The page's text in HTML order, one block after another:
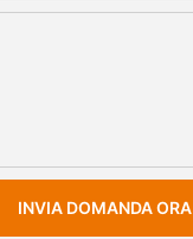
INVIA DOMANDA ORA